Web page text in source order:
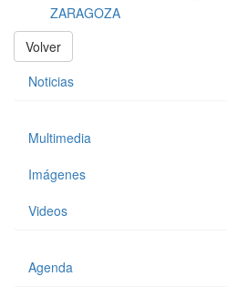
ZARAGOZA
Volver
Noticias
Multimedia
Imágenes
Videos
Agenda